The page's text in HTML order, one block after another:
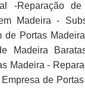
-Reparação
Madeira -
de Portas
Madeira
Madeira -
de